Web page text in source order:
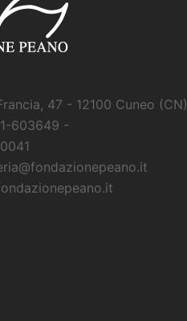
47 - 12100 Cuneo (CN)
603649 -